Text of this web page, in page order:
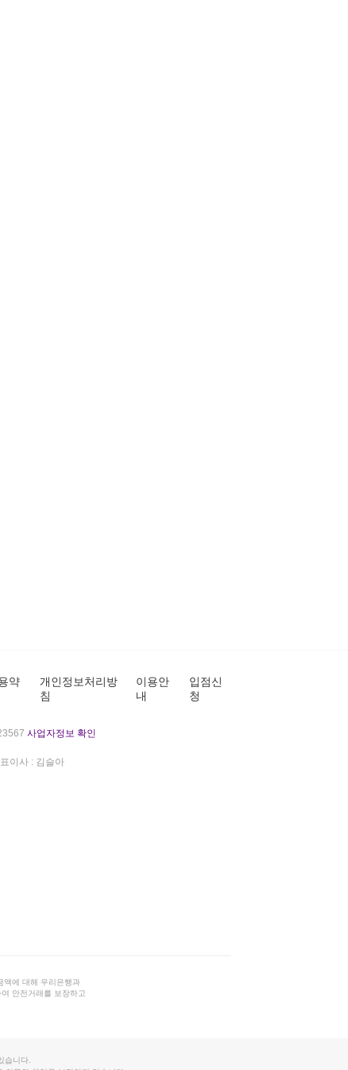
약
개인정보처리방
침
이용안
내
입점신
청
사업자정보 확인
이사 : 김슬아
액에 대해 우리은행과
안전거래를 보장하고
습니다.